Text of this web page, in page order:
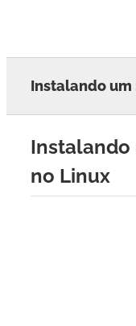
Instalando um
Instalando
no Linux